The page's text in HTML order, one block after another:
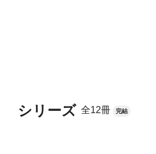
シリーズ 全12冊 完結